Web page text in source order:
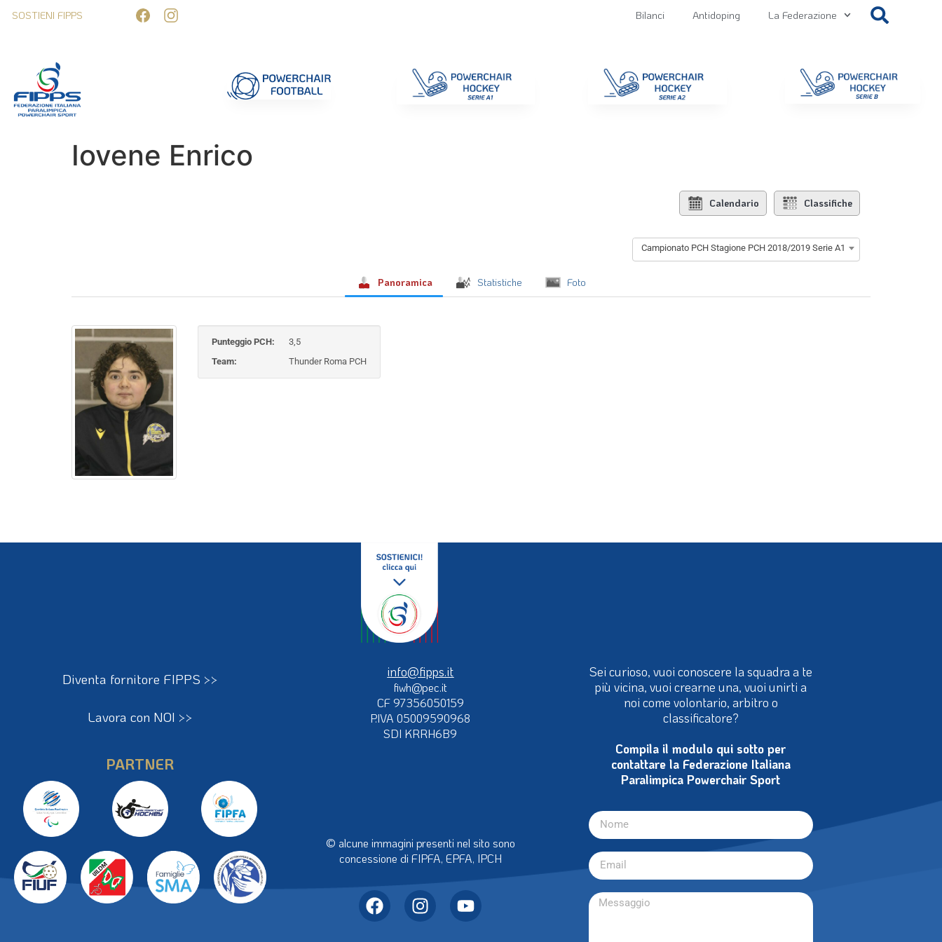
SOSTIENI FIPPS Bilanci Antidoping La Federazione
Iovene Enrico
Calendario Classifiche
Campionato PCH Stagione PCH 2018/2019 Serie A1
Panoramica Statistiche Foto
Punteggio PCH:
3,5
Team:
Thunder Roma PCH
Diventa fornitore FIPPS >>
Lavora con NOI >>
PARTNER
info@fipps.it
fiwh@pec.it
CF 97356050159
P.IVA 05009590968
SDI KRRH6B9
© alcune immagini presenti nel sito sono
concessione di FIPFA, EPFA, IPCH
Sei curioso, vuoi conoscere la squadra a te
più vicina, vuoi crearne una, vuoi unirti a
noi come volontario, arbitro o
classificatore?
Compila il modulo qui sotto per
contattare la Federazione Italiana
Paralimpica Powerchair Sport